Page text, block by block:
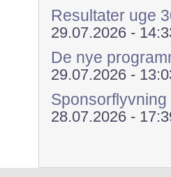
Resultater uge
29.07.2026 -
De nye
29.07.2026 -
28.07.2026 -